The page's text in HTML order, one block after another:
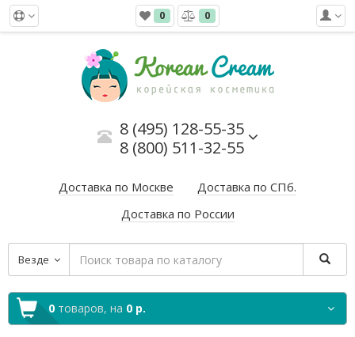
0 0
8 (495) 128-55-35
8 (800) 511-32-55
Доставка по Москве
Доставка по СПб.
Доставка по России
Везде
0 товаров, на 0 р.